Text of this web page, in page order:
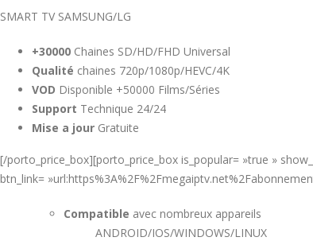
SMART TV SAMSUNG/LG
+30000 Chaines SD/HD/FHD Universal
Qualité chaines 720p/1080p/HEVC/4K
VOD Disponible +50000 Films/Séries
Support Technique 24/24
Mise a jour Gratuite
[/porto_price_box][porto_price_box is_popular= »true »
btn_link=
Compatible avec nombreux appareils
ANDROID/IOS/WINDOWS/LINUX